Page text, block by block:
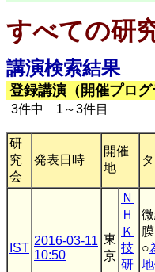
すべての研
講演検索結果
登録講演（開催プログ
3件中 1～3件目
研
究
会
発表日時
開催
地
IST
2016-03-11
10:50
東
京
Ｎ
Ｈ
Ｋ
技
研
○